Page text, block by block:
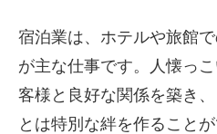
宿泊業は、ホテルや旅館
が主な仕事です。人懐っ
客様と良好な関係を築き
とは特別な絆を作ることが